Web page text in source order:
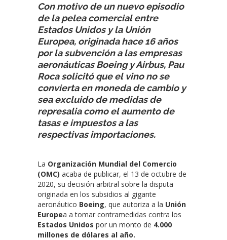
Con motivo de un nuevo episodio
de la pelea comercial entre
Estados Unidos y la Unión
Europea, originada hace 16 años
por la subvención a las empresas
aeronáuticas Boeing y Airbus, Pau
Roca solicitó que el vino no se
convierta en moneda de cambio y
sea excluido de medidas de
represalia como el aumento de
tasas e impuestos a las
respectivas importaciones.
La Organización Mundial del Comercio
(OMC) acaba de publicar, el 13 de octubre de
2020, su decisión arbitral sobre la disputa
originada en los subsidios al gigante
aeronáutico Boeing, que autoriza a la Unión
Europea a tomar contramedidas contra los
Estados Unidos por un monto de 4.000
millones de dólares al año.